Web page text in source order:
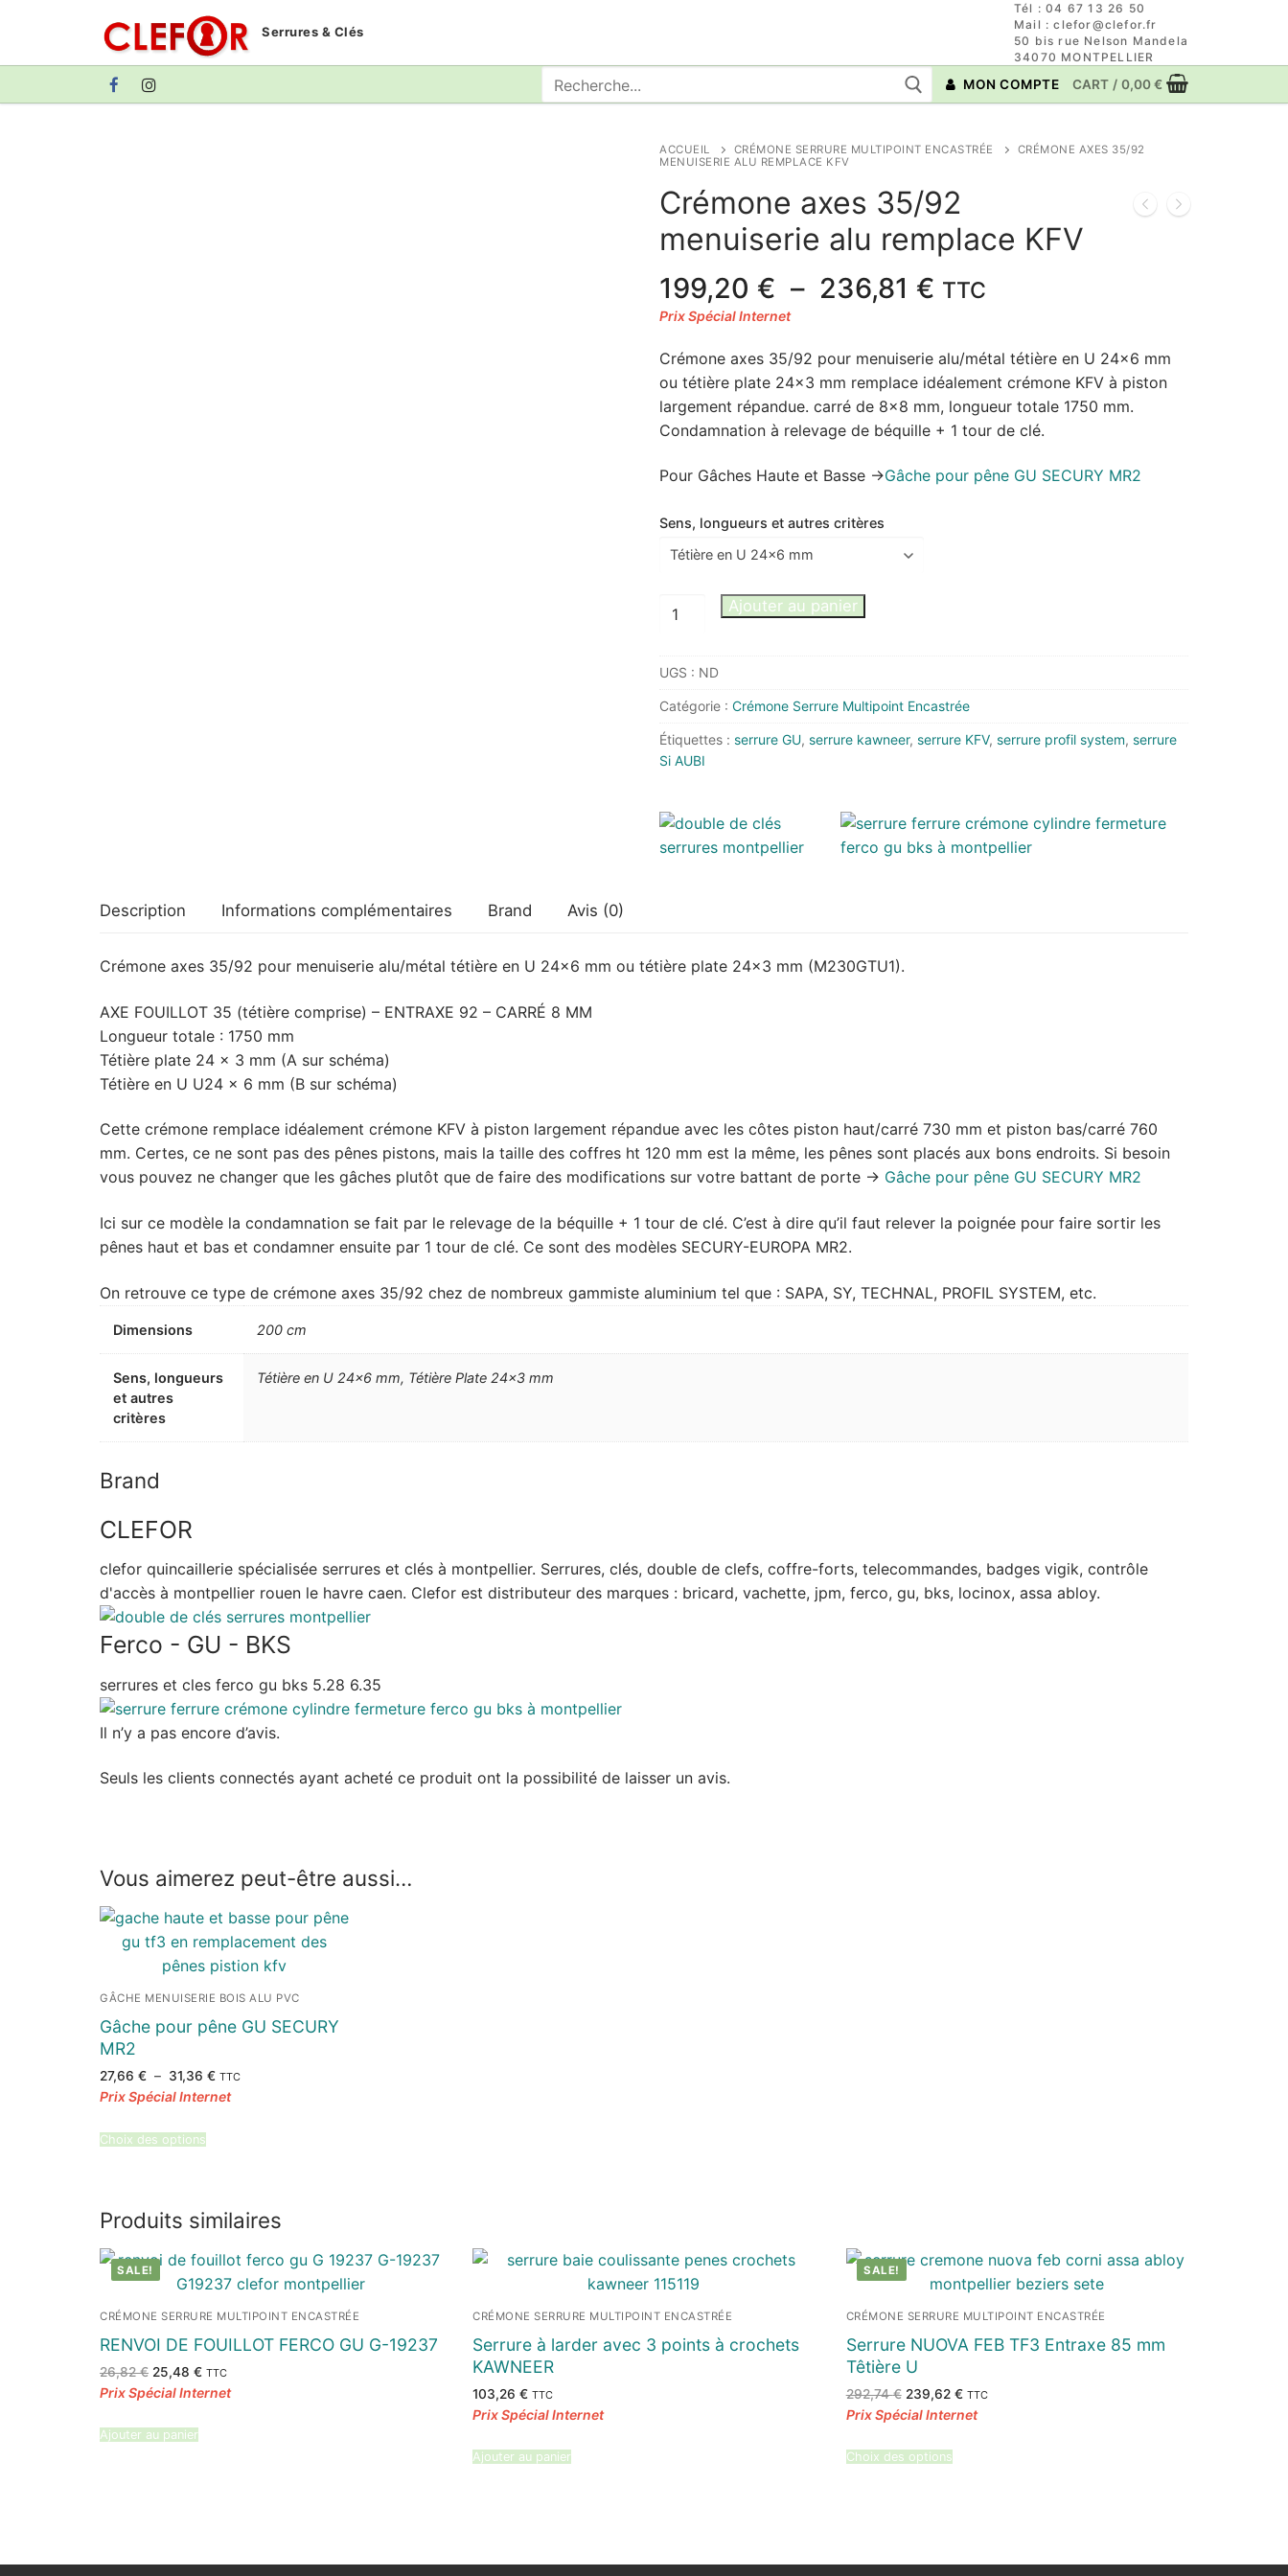
Serrures & Clés
Tél : 04 67 13 26 50
Mail : clefor@clefor.fr
50 bis rue Nelson Mandela
34070 MONTPELLIER
Rechercher
:
MON COMPTE CART / 0,00€
ACCUEIL CRÉMONE SERRURE MULTIPOINT ENCASTRÉE
CRÉMONE AXES 35/92
MENUISERIE ALU REMPLACE KFV
Crémone axes 35/92
menuiserie alu remplace KFV
199,20 € – 236,81 € Plage
199,20 €
à
236,81 €
TTC
Crémone axes 35/92 pour menuiserie alu/métal tétière en U 24×6 mm
ou tétière plate 24×3 mm remplace idéalement crémone KFV à piston
largement répandue. carré de 8×8 mm, longueur totale 1750 mm.
Condamnation à relevage de béquille + 1 tour de clé.
Pour Gâches Haute et Basse ->Gâche pour pêne GU SECURY MR2
Sens, longueurs et autres critères
quantité
axes
35/92
alu
remplace
Ajouter au panier
UGS : ND
Catégorie : Crémone Serrure Multipoint Encastrée
Étiquettes : serrure GU, serrure kawneer, serrure KFV, serrure profil system, serrure
Si AUBI
Description Informations complémentaires Brand Avis (0)
Crémone axes 35/92 pour menuiserie alu/métal tétière en U 24×6 mm ou tétière plate 24×3 mm (M230GTU1).
AXE FOUILLOT 35 (tétière comprise) – ENTRAXE 92 – CARRÉ 8 MM
Longueur totale : 1750 mm
Tétière plate 24 x 3 mm (A sur schéma)
Tétière en U U24 x 6 mm (B sur schéma)
Cette crémone remplace idéalement crémone KFV à piston largement répandue avec les côtes piston haut/carré 730 mm et piston bas/carré 760
mm. Certes, ce ne sont pas des pênes pistons, mais la taille des coffres ht 120 mm est la même, les pênes sont placés aux bons endroits. Si besoin
vous pouvez ne changer que les gâches plutôt que de faire des modifications sur votre battant de porte -> Gâche pour pêne GU SECURY MR2
Ici sur ce modèle la condamnation se fait par le relevage de la béquille + 1 tour de clé. C’est à dire qu’il faut relever la poignée pour faire sortir les
pênes haut et bas et condamner ensuite par 1 tour de clé. Ce sont des modèles SECURY-EUROPA MR2.
On retrouve ce type de crémone axes 35/92 chez de nombreux gammiste aluminium tel que : SAPA, SY, TECHNAL, PROFIL SYSTEM, etc.
Dimensions 200 cm
Sens, longueurs
et autres
critères
Tétière en U 24×6 mm, Tétière Plate 24×3 mm
Brand
CLEFOR
clefor quincaillerie spécialisée serrures et clés à montpellier. Serrures, clés, double de clefs, coffre-forts, telecommandes, badges vigik, contrôle
d'accès à montpellier rouen le havre caen. Clefor est distributeur des marques : bricard, vachette, jpm, ferco, gu, bks, locinox, assa abloy.
Ferco - GU - BKS
serrures et cles ferco gu bks 5.28 6.35
Il n’y a pas encore d’avis.
Seuls les clients connectés ayant acheté ce produit ont la possibilité de laisser un avis.
Vous aimerez peut-être aussi…
GÂCHE MENUISERIE BOIS ALU PVC
Gâche pour pêne GU SECURY
MR2
27,66 € – 31,36 €Plage
prix :
TTC
Choix des options
Produits similaires
SALE!
CRÉMONE SERRURE MULTIPOINT ENCASTRÉE
RENVOI DE FOUILLOT FERCO GU G-19237
26,82€ Le
prix
initial
25,48 €Le
actuel
TTC
Ajouter au panier
CRÉMONE SERRURE MULTIPOINT ENCASTRÉE
Serrure à larder avec 3 points à crochets
KAWNEER
103,26€ TTC
Ajouter au panier
SALE!
CRÉMONE SERRURE MULTIPOINT ENCASTRÉE
Serrure NUOVA FEB TF3 Entraxe 85 mm
Têtière U
292,74€ Le
prix
initial
239,62 €Le
actuel
TTC
Choix des options